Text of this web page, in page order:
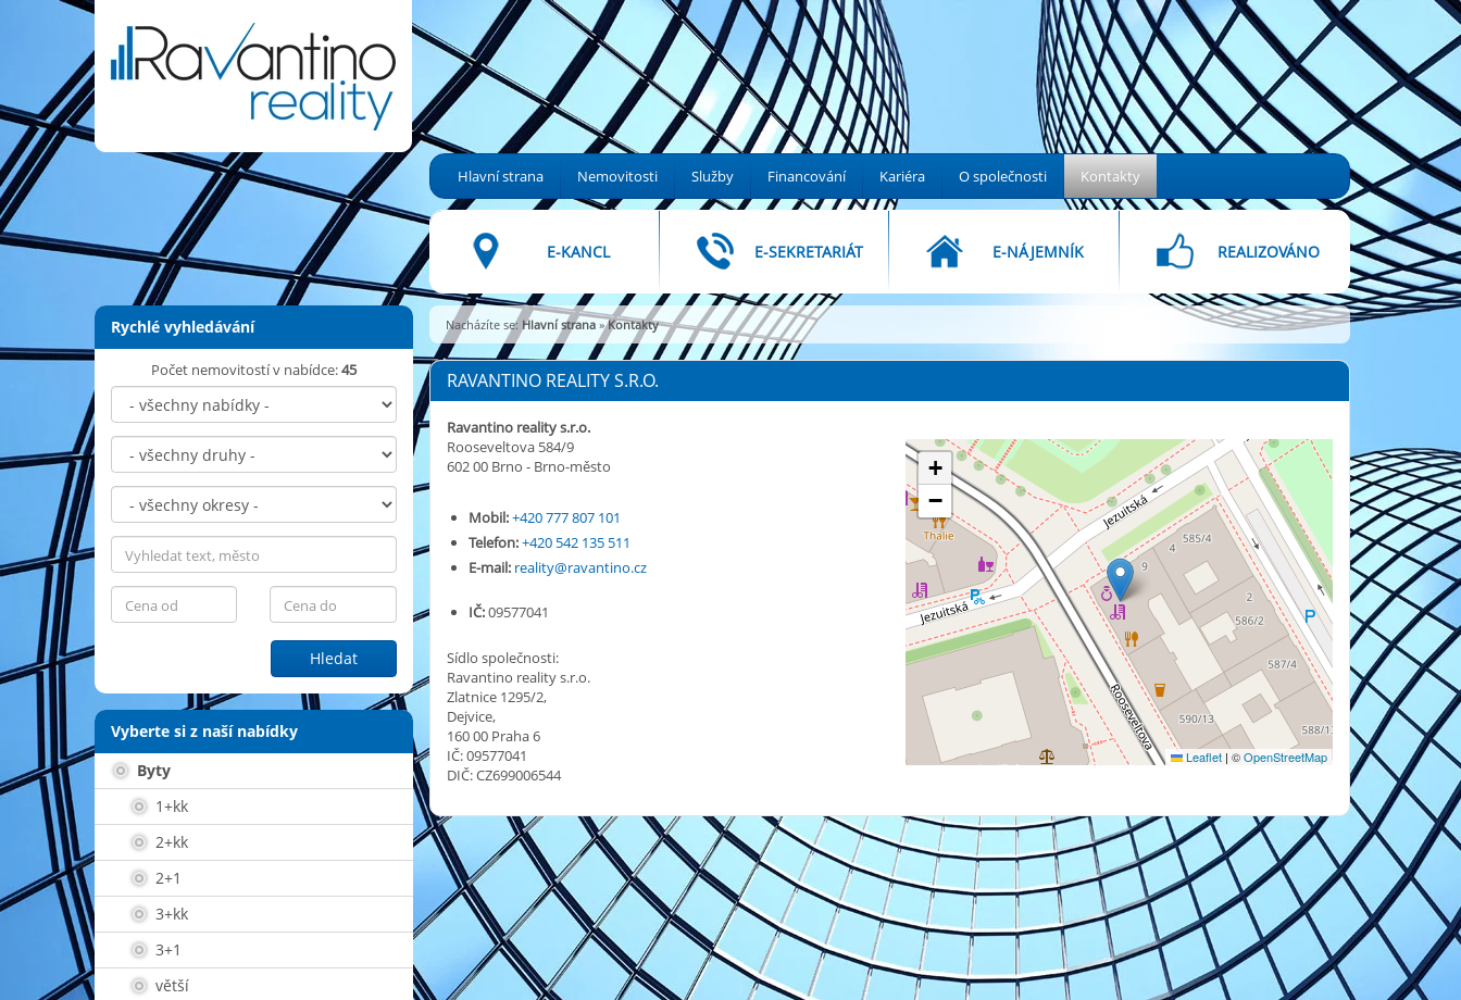
Hlavní strana Nemovitosti Služby Financování Kariéra O společnosti Kontakty
E-KANCL E-SEKRETARIÁT E-NÁJEMNÍK REALIZOVÁNO
Rychlé vyhledávání
Počet nemovitostí v nabídce:45
Hledat
Vyberte si z naší nabídky
Byty
1+kk
2+kk
2+1
3+kk
3+1
větší
Nacházíte se: Hlavní strana »Kontakty
RAVANTINO REALITY S.R.O.
Ravantino reality s.r.o.
Rooseveltova 584/9
602 00 Brno - Brno-město
Mobil:+420 777 807 101
Telefon:+420 542 135 511
E-mail: reality@ravantino.cz
IČ:09577041
Sídlo společnosti:
Ravantino reality s.r.o.
Zlatnice 1295/2,
Dejvice,
160 00 Praha 6
IČ: 09577041
DIČ: CZ699006544
+
−
Leaflet | ©OpenStreetMap